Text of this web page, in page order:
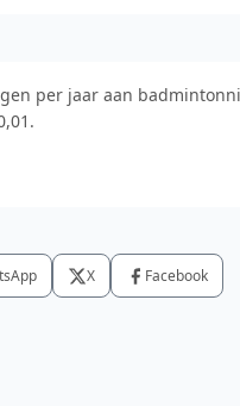
per jaar aan
X Facebook